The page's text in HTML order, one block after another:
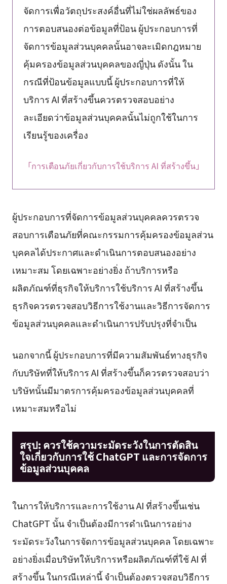
จัดการเพื่อวัตถุประสงค์อื่นที่ไม่ใช่ผลลัพธ์ของ
การตอบสนองต่อข้อมูลที่ป้อน ผู้ประกอบการที่
จัดการข้อมูลส่วนบุคคลนั้นอาจละเมิดกฎหมาย
คุ้มครองข้อมูลส่วนบุคคลของญี่ปุ่น ดังนั้น ใน
กรณีที่ป้อนข้อมูลแบบนี้ ผู้ประกอบการที่ให้
บริการ AI ที่สร้างขึ้นควรตรวจสอบอย่าง
ละเอียดว่าข้อมูลส่วนบุคคลนั้นไม่ถูกใช้ในการ
เรียนรู้ของเครื่อง
「การเตือนภัยเกี่ยวกับการใช้บริการ AI ที่สร้างขึ้น」
ผู้ประกอบการที่จัดการข้อมูลส่วนบุคคลควรตรวจ
สอบการเตือนภัยที่คณะกรรมการคุ้มครองข้อมูลส่วน
บุคคลได้ประกาศและดำเนินการตอบสนองอย่าง
เหมาะสม โดยเฉพาะอย่างยิ่ง ถ้าบริการหรือ
ผลิตภัณฑ์ที่ธุรกิจให้บริการใช้บริการ AI ที่สร้างขึ้น
ธุรกิจควรตรวจสอบวิธีการใช้งานและวิธีการจัดการ
ข้อมูลส่วนบุคคลและดำเนินการปรับปรุงที่จำเป็น
นอกจากนี้ ผู้ประกอบการที่มีความสัมพันธ์ทางธุรกิจ
กับบริษัทที่ให้บริการ AI ที่สร้างขึ้นก็ควรตรวจสอบว่า
บริษัทนั้นมีมาตรการคุ้มครองข้อมูลส่วนบุคคลที่
เหมาะสมหรือไม่
สรุป: ควรใช้ความระมัดระวังในการตัดสิน
ใจเกี่ยวกับการใช้ ChatGPT และการจัดการ
ข้อมูลส่วนบุคคล
ในการให้บริการและการใช้งาน AI ที่สร้างขึ้นเช่น
ChatGPT นั้น จำเป็นต้องมีการดำเนินการอย่าง
ระมัดระวังในการจัดการข้อมูลส่วนบุคคล โดยเฉพาะ
อย่างยิ่งเมื่อบริษัทให้บริการหรือผลิตภัณฑ์ที่ใช้ AI ที่
สร้างขึ้น ในกรณีเหล่านี้ จำเป็นต้องตรวจสอบวิธีการ